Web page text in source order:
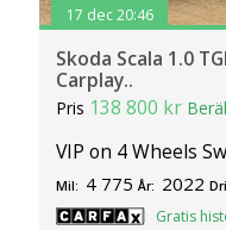
17 dec 20:46
Skoda Scala 1.0
Carplay..
Pris 138 800 kr
VIP on 4 Wheels
Mil: 4 775 År: 2022
Gratis